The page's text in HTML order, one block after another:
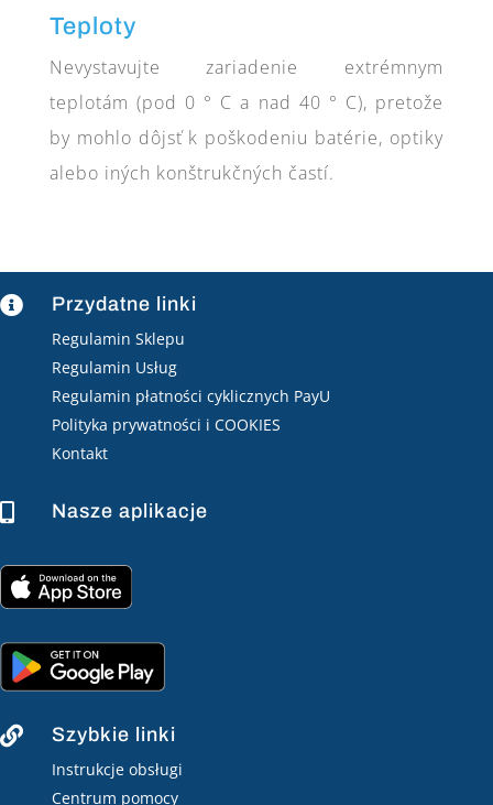
Teploty
Nevystavujte zariadenie extrémnym
teplotám (pod 0 ° C a nad 40 ° C), pretože
by mohlo dôjsť k poškodeniu batérie, optiky
alebo iných konštrukčných častí.
 Przydatne linki
Regulamin Sklepu
Regulamin Usług
Regulamin płatności cyklicznych PayU
Polityka prywatności i COOKIES
Kontakt
 Nasze aplikacje
 Szybkie linki
Instrukcje obsługi
Centrum pomocy